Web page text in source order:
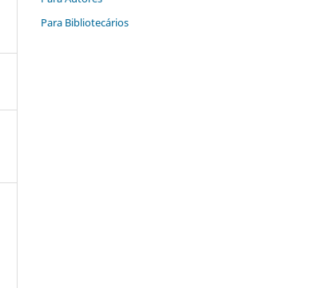
Para Bibliotecários